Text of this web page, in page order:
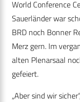
World Conference
Sauerländer war
BRD noch Bonner
Merz gern. Im
alten Plenarsaal
gefeiert.
„Aber sind wir